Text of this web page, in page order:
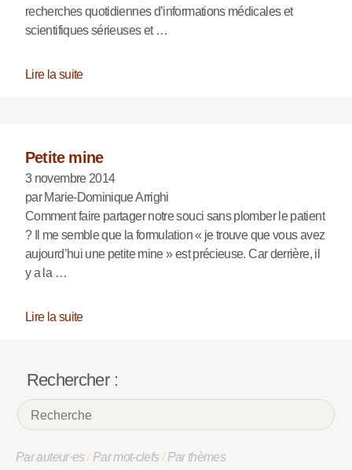
recherches quotidiennes d’informations médicales et
scientifiques sérieuses et …
Lire la suite
Petite mine
3 novembre 2014
par Marie-Dominique Arrighi
Comment faire partager notre souci sans plomber le patient
? Il me semble que la formulation « je trouve que vous avez
aujourd’hui une petite mine » est précieuse. Car derrière, il
y a la …
Lire la suite
Rechercher :
Par auteur·es/Par mot-clefs/Par thèmes